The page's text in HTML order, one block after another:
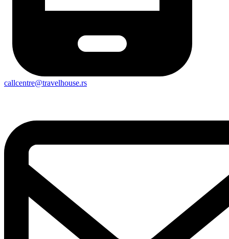
callcentre@travelhouse.rs